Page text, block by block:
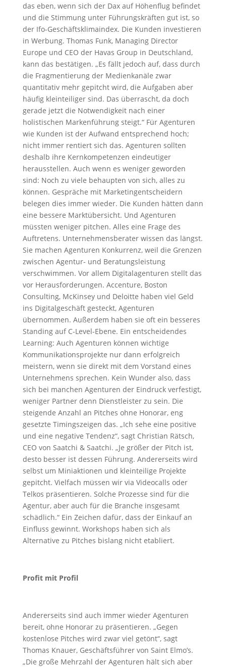
das eben, wenn sich der Dax auf Höhenflug befindet
und die Stimmung unter Führungskräften gut ist, so
der Ifo-Geschäftsklimaindex. Die Kunden investieren
in Werbung. Thomas Funk, Managing Director
Europe und CEO der Havas Group in Deutschland,
kann das bestätigen. „Es fällt jedoch auf, dass durch
die Fragmentierung der Medienkanäle zwar
quantitativ mehr gepitcht wird, die Aufgaben aber
häufig kleinteiliger sind. Das überrascht, da doch
gerade jetzt die Notwendigkeit nach einer
holistischen Markenführung steigt.“ Für Agenturen
wie Kunden ist der Aufwand entsprechend hoch;
nicht immer rentiert sich das. Agenturen sollten
deshalb ihre Kernkompetenzen eindeutiger
herausstellen. Auch wenn es weniger geworden
sind: Noch zu viele behaupten von sich, alles zu
können. Gespräche mit Marketingentscheidern
belegen dies immer wieder. Die Kunden hätten dann
eine bessere Marktübersicht. Und Agenturen
müssten weniger pitchen. Alles eine Frage des
Auftretens. Unternehmensberater wissen das längst.
Sie machen Agenturen Konkurrenz, weil die Grenzen
zwischen Agentur- und Beratungsleistung
verschwimmen. Vor allem Digitalagenturen stellt das
vor Herausforderungen. Accenture, Boston
Consulting, McKinsey und Deloitte haben viel Geld
ins Digitalgeschäft gesteckt, Agenturen
übernommen. Außerdem haben sie oft ein besseres
Standing auf C-Level-Ebene. Ein entscheidendes
Learning: Auch Agenturen können wichtige
Kommunikationsprojekte nur dann erfolgreich
meistern, wenn sie direkt mit dem Vorstand eines
Unternehmens sprechen. Kein Wunder also, dass
sich bei manchen Agenturen der Eindruck verfestigt,
weniger Partner denn Dienstleister zu sein. Die
steigende Anzahl an Pitches ohne Honorar, eng
gesetzte Timingszeigen das. „Ich sehe eine positive
und eine negative Tendenz“, sagt Christian Rätsch,
CEO von Saatchi & Saatchi. „Je größer der Pitch ist,
desto besser ist dessen Führung. Andererseits wird
selbst um Miniaktionen und kleinteilige Projekte
gepitcht. Vielfach müssen wir via Videocalls oder
Telkos präsentieren. Solche Prozesse sind für die
Agentur, aber auch für die Branche insgesamt
schädlich.“ Ein Zeichen dafür, dass der Einkauf an
Einfluss gewinnt. Workshops haben sich als
Alternative zu Pitches bislang nicht etabliert.
Profit mit Profil
Andererseits sind auch immer wieder Agenturen
bereit, ohne Honorar zu präsentieren. „Gegen
kostenlose Pitches wird zwar viel getönt“, sagt
Thomas Knauer, Geschäftsführer von Saint Elmo’s.
„Die große Mehrzahl der Agenturen hält sich aber